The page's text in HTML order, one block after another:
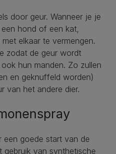
door geur. Wanneer je je
hond of een kat,
elkaar te vermengen.
zodat de geur wordt
hun manden. Zo zullen
en geknuffeld worden)
van het andere dier.
een goede start van de
gebruik van synthetische